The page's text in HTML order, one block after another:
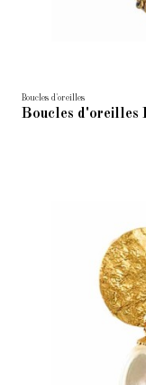
Boucles d'oreilles
Boucles d'oreilles